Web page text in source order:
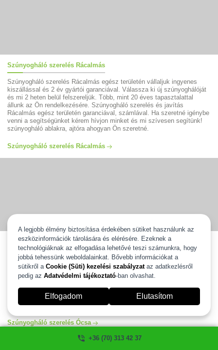
+36 (70) 313 42 37
Szúnyogháló szerelés Rácalmás
Szúnyogháló szerelés Rácalmás egész területén vállaljuk ingyenes
kiszállással és 2 év gyártói garanciával. Válassza ki új szúnyoghálóját
és mi 2 heten belül felszereljük. Több, mint 20 éves tapasztalattal
állunk az Ön rendelkezésére. Szúnyogháló szerelés és javítás
Rácalmás egész területén garanciával, számlával. Ha szeretné igénybe
venni a segítségünket kérem hívjon minket és mi szívesen segítünk!
szúnyogháló ablakra, ajtóra ahogyan Ön szeretné.
Szúnyogháló szerelés Rácalmás
Szúnyogháló szerelés Ócsa
Szúnyogháló szerelés Ócsa egész területén vállaljuk ingyenes
kiszállással és 2 év gyártói garanciával. Válassza ki új szúnyoghálóját
és mi 2 heten belül felszereljük. Több, mint 20 éves tapasztalattal
állunk az Ön rendelkezésére. Szúnyogháló szerelés és javítás Ócsa
egész területén garanciával, számlával. Ha szeretné igénybe venni a
segítségünket kérem hívjon minket és mi szívesen segítünk!
szúnyogháló ablakra, ajtóra ahogyan Ön szeretné.
Szúnyogháló szerelés Ócsa
A legjobb élmény biztosítása érdekében sütiket használunk az
eszközinformációk tárolására és elérésére. Ezeknek a
technológiáknak az elfogadása lehetővé teszi számunkra, hogy
jobbá tehessünk weboldalainkat. Bővebb információkat a
sütikről a Cookie (Süti) kezelési szabályzataz adatkezlésről
pedig az Adatvédelmi tájékoztató-ban olvashat.
Elfogadom Elutasítom